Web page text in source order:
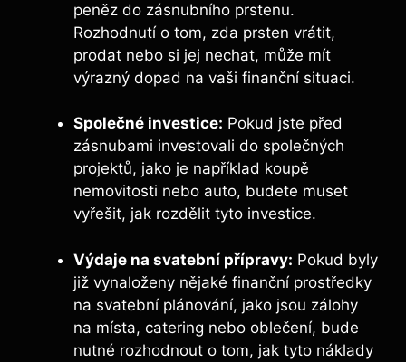
peněz do zásnubního prstenu.
Rozhodnutí o tom, zda prsten vrátit,
prodat nebo si jej nechat, může mít
výrazný dopad na vaši finanční situaci.
Společné investice: Pokud jste před
zásnubami investovali do společných
projektů, jako je například koupě
nemovitosti nebo auto, budete muset
vyřešit, jak rozdělit tyto investice.
Výdaje na svatební přípravy: Pokud byly
již vynaloženy nějaké finanční prostředky
na svatební plánování, jako jsou zálohy
na místa, catering nebo oblečení, bude
nutné rozhodnout o tom, jak tyto náklady